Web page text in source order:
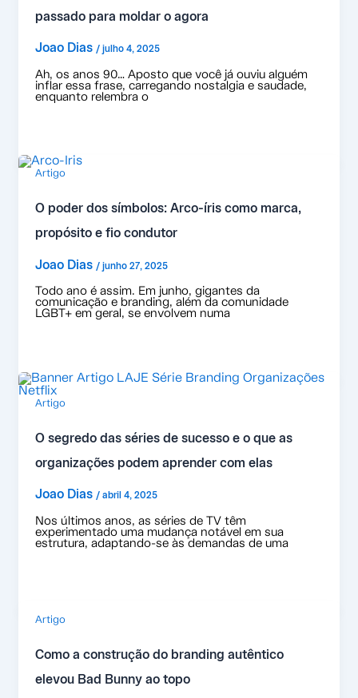
passado para moldar o agora
Joao Dias/julho 4, 2025
Ah, os anos 90… Aposto que você já ouviu alguém
inflar essa frase, carregando nostalgia e saudade,
enquanto relembra o
Artigo
O poder dos símbolos: Arco-íris como marca,
propósito e fio condutor
Joao Dias/junho 27, 2025
Todo ano é assim. Em junho, gigantes da
comunicação e branding, além da comunidade
LGBT+ em geral, se envolvem numa
Artigo
O segredo das séries de sucesso e o que as
organizações podem aprender com elas
Joao Dias/abril 4, 2025
Nos últimos anos, as séries de TV têm
experimentado uma mudança notável em sua
estrutura, adaptando-se às demandas de uma
Artigo
Como a construção do branding autêntico
elevou Bad Bunny ao topo